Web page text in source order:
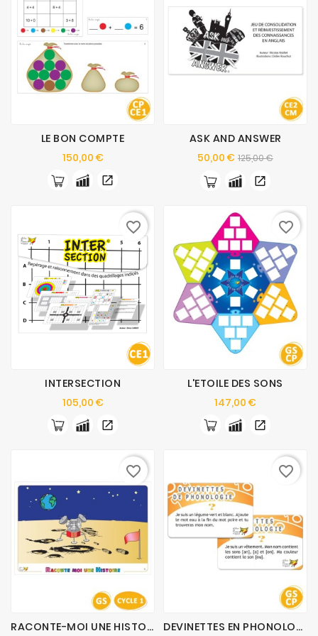
LE BON COMPTE
150,00 €Prix
ASK AND ANSWER
50,00 € Prix
de
base
125,00 €Prix
INTERSECTION
105,00 €Prix
favorite_border
L'ETOILE DES SONS
147,00 €Prix
favorite_border
RACONTE-MOI UNE HISTOIRE
favorite_border
DEVINETTES EN PHONOLOGIE
favorite_border